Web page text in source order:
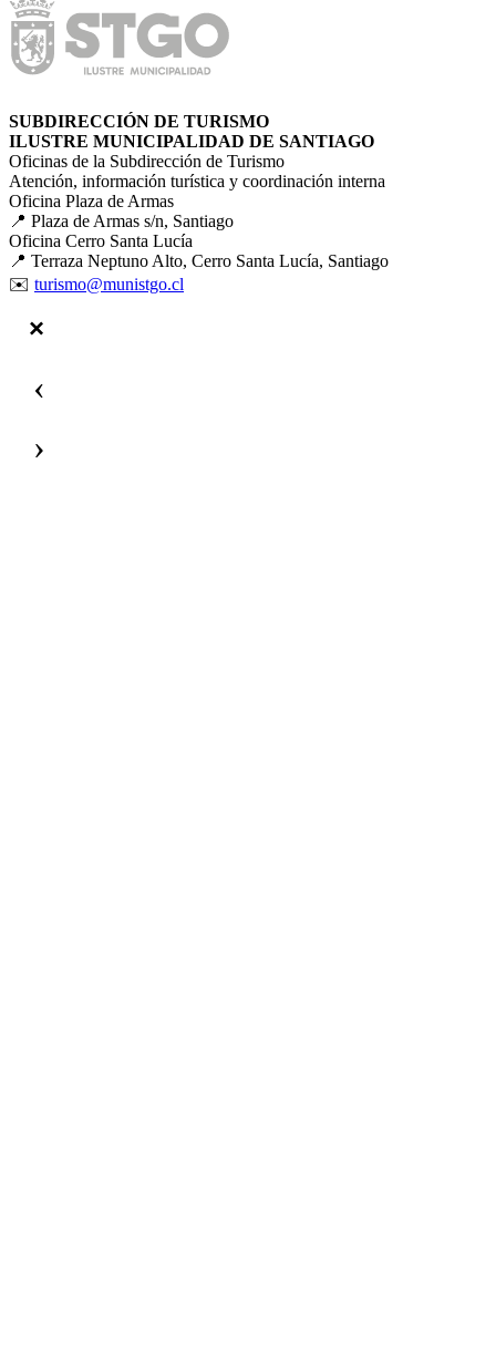
SUBDIRECCIÓN DE TURISMO
ILUSTRE MUNICIPALIDAD DE SANTIAGO
Oficinas de la Subdirección de Turismo
Atención, información turística y coordinación interna
Oficina Plaza de Armas
📍 Plaza de Armas s/n, Santiago
Oficina Cerro Santa Lucía
📍 Terraza Neptuno Alto, Cerro Santa Lucía, Santiago
✉️ turismo@munistgo.cl
‹
›